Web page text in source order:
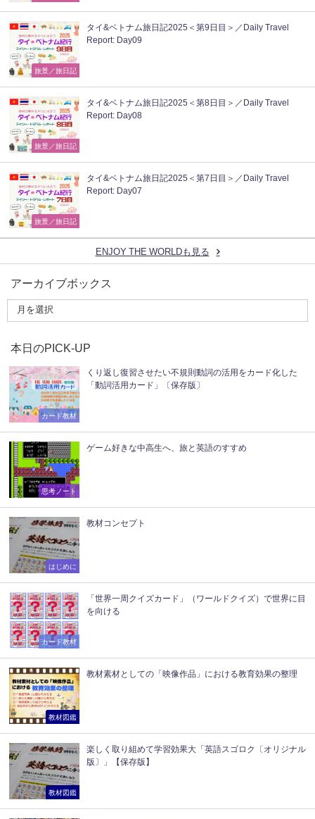
旅景／旅日記
タイ&ベトナム旅日記2025＜第9日目＞／Daily Travel
Report: Day09
旅景／旅日記
タイ&ベトナム旅日記2025＜第8日目＞／Daily Travel
Report: Day08
旅景／旅日記
タイ&ベトナム旅日記2025＜第7日目＞／Daily Travel
Report: Day07
ENJOY THE WORLDも見る
アーカイブボックス
本日のPICK-UP
カード教材
くり返し復習させたい不規則動詞の活用をカード化した
「動詞活用カード」〔保存版〕
思考ノート
ゲーム好きな中高生へ、旅と英語のすすめ
はじめに
教材コンセプト
カード教材
「世界一周クイズカード」（ワールドクイズ）で世界に目
を向ける
教材図鑑
教材素材としての「映像作品」における教育効果の整理
教材図鑑
楽しく取り組めて学習効果大「英語スゴロク〔オリジナル
版〕」【保存版】